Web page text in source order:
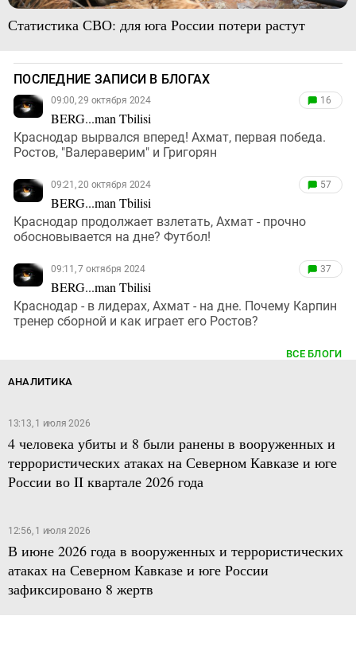
Статистика СВО: для юга России потери растут
ПОСЛЕДНИЕ ЗАПИСИ В БЛОГАХ
09:00, 29 октября 2024
BERG...man Tbilisi
16
Краснодар вырвался вперед! Ахмат, первая победа.
Ростов, "Валераверим" и Григорян
09:21, 20 октября 2024
BERG...man Tbilisi
57
Краснодар продолжает взлетать, Ахмат - прочно
обосновывается на дне? Футбол!
09:11, 7 октября 2024
BERG...man Tbilisi
37
Краснодар - в лидерах, Ахмат - на дне. Почему Карпин
тренер сборной и как играет его Ростов?
ВСЕ БЛОГИ
АНАЛИТИКА
13:13, 1 июля 2026
4 человека убиты и 8 были ранены в вооруженных и
террористических атаках на Северном Кавказе и юге
России во II квартале 2026 года
12:56, 1 июля 2026
В июне 2026 года в вооруженных и террористических
атаках на Северном Кавказе и юге России
зафиксировано 8 жертв